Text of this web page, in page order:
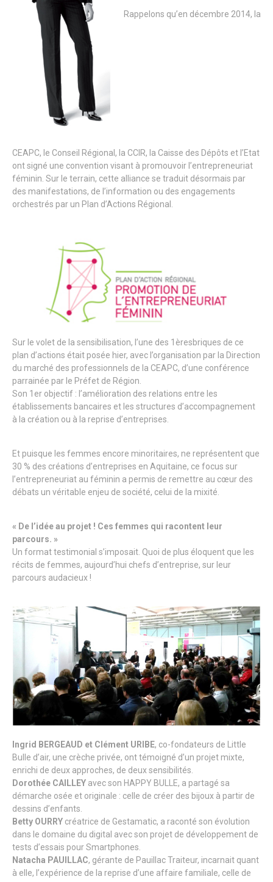
Rappelons qu’en décembre 2014, la
CEAPC, le Conseil Régional, la CCIR, la Caisse des Dépôts et l’Etat
ont signé une convention visant à promouvoir l’entrepreneuriat
féminin. Sur le terrain, cette alliance se traduit désormais par
des manifestations, de l’information ou des engagements
orchestrés par un Plan d’Actions Régional.
Sur le volet de la sensibilisation, l’une des 1èresbriques de ce
plan d’actions était posée hier, avec l’organisation par la Direction
du marché des professionnels de la CEAPC, d’une conférence
parrainée par le Préfet de Région.
Son 1er objectif : l’amélioration des relations entre les
établissements bancaires et les structures d’accompagnement
à la création ou à la reprise d’entreprises.
Et puisque les femmes encore minoritaires, ne représentent que
30 % des créations d’entreprises en Aquitaine, ce focus sur
l’entrepreneuriat au féminin a permis de remettre au cœur des
débats un véritable enjeu de société, celui de la mixité.
« De l’idée au projet ! Ces femmes qui racontent leur
parcours. »
Un format testimonial s’imposait. Quoi de plus éloquent que les
récits de femmes, aujourd’hui chefs d’entreprise, sur leur
parcours audacieux !
Ingrid BERGEAUD et Clément URIBE, co-fondateurs de Little
Bulle d’air, une crèche privée, ont témoigné d’un projet mixte,
enrichi de deux approches, de deux sensibilités.
Dorothée CAILLEY avec son HAPPY BULLE, a partagé sa
démarche osée et originale : celle de créer des bijoux à partir de
dessins d’enfants.
Betty OURRY créatrice de Gestamatic, a raconté son évolution
dans le domaine du digital avec son projet de développement de
tests d’essais pour Smartphones.
Natacha PAUILLAC, gérante de Pauillac Traiteur, incarnait quant
à elle, l’expérience de la reprise d’une affaire familiale, celle de